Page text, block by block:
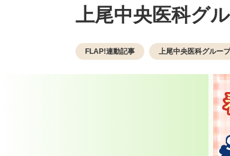
上尾中央医科グ
FLAP!連動記事 上尾中央医科グループ